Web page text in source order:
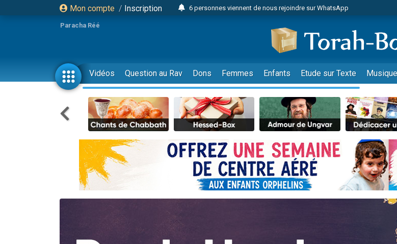
Mon compte / Inscription
6 personnes viennent de nous rejoindre sur WhatsApp
2 personnes viennent de faire un don pour 1 Journée de Vacances
17 personnes viennent de demander une bénédiction
4 personnes viennent de nous rejoindre sur WhatsApp
Il reste 49 places pour étudier en groupe sur Zoom
23 personnes viennent de faire un don pour Diane, 80 ans, dans un
Eva vient de donner son Maasser
4 personnes viennent de nous rejoindre sur WhatsApp
3 personnes viennent de nous rejoindre sur WhatsApp
3 personnes viennent de faire un don pour 5 jours de vacances aux
Odaya vient de donner son Maasser
13 personnes viennent de demander une bénédiction
30 personnes viennent de faire un don pour Sauvez la jambe de
Il reste 49 places pour étudier en groupe sur Zoom
Paracha Réé
Vidéos Question au Rav Dons Femmes Enfants Etude sur Texte Musique